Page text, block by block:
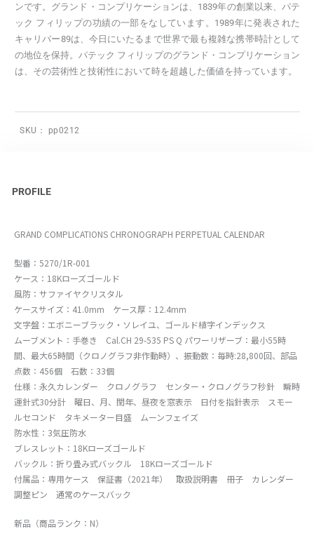
ンです。グランド・コンプリケーションは、1839年の創業以来、パテ
ック フィリップの功績の一部をなしています。1989年に発表された
キャリバー89は、今日にいたるまで世界で最も複雑な携帯時計として
の地位を保持。パテック フィリップのグランド・コンプリケーション
は、その芸術性と技術性において時を超越した価値を持っています。
SKU： pp0212
PROFILE
GRAND COMPLICATIONS CHRONOGRAPH PERPETUAL CALENDAR
型番：5270/1R-001
ケース：18Kローズゴールド
風防：サファイヤクリスタル
ケースサイズ：41.0mm ケース厚：12.4mm
文字盤：エボニーブラック・ソレイユ、ゴールド植字インデックス
ムーブメント：手巻き Cal.CH 29-535 PS Q パワーリザーブ：最小55時
間、最大65時間（クロノグラフ非作動時）、振動数：毎時:28,800回、部品
点数：456個 石数：33個
仕様：永久カレンダー クロノグラフ センター・クロノグラフ秒針 瞬時
運針式30分計 曜日、月、閏年、昼夜を窓表示 日付を指針表示 スモー
ルセコンド タキメーター目盛 ムーンフェイズ
防水性：3気圧防水
ブレスレット：18Kローズゴールド
バックル：折り畳み式バックル 18Kローズゴールド
付属品：専用ケース 保証書（2021年） 取扱説明書 冊子 カレンダー
調整ピン 通常のケースバック
新品（商品ランク：N）